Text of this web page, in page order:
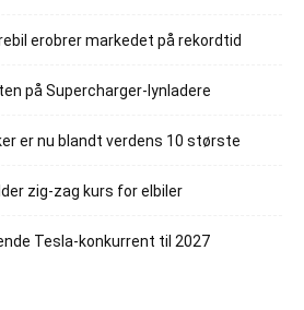
erobrer markedet på rekordtid
på Supercharger-lynladere
er nu blandt verdens 10 største
zig-zag kurs for elbiler
Tesla-konkurrent til 2027